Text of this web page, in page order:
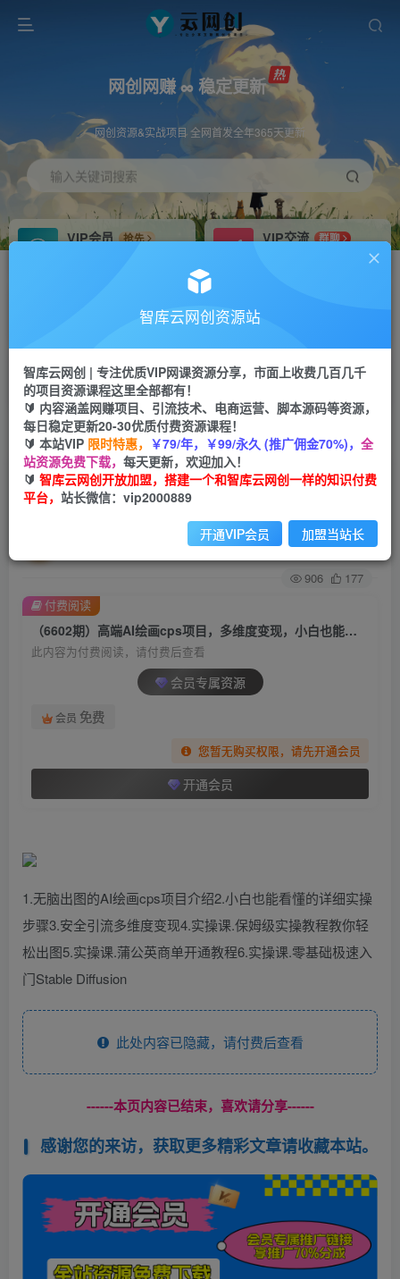
网创网赚 ∞ 稳定更新
网创资源&实战项目 全网首发全年365天更新
输入关键词搜索
VIP会员
抢先
VIP交流
群聊
研究探讨更多创业项目路子。
会员专属推广链接
网赚网创 项目
365天稳定跟新
APP下载
GO
首页 创业课程 会员专属 正文
（6602期）高端AI绘画cps项目，多维度变现，小
白也能轻松日入500+
关注 私信
906 177
（6602期）高端AI绘画cps项目，多维度变现，小白也能轻松日入500+
此内容为付费阅读，请付费后查看
会员专属资源
会员 免费
您暂无购买权限，请先开通会员
开通会员
付费阅读
1.无脑出图的AI绘画cps项目介绍2.小白也能看懂的详细实操
步骤3.安全引流多维度变现4.实操课.保姆级实操教程教你轻
松出图5.实操课.蒲公英商单开通教程6.实操课.零基础极速入
门Stable Diffusion
此处内容已隐藏，请付费后查看
------本页内容已结束，喜欢请分享------
感谢您的来访，获取更多精彩文章请收藏本站。
智库云网创资源站
智库云网创 | 专注优质VIP网课资源分享，市面上收费几百几千
的项目资源课程这里全部都有！
🔰 内容涵盖网赚项目、引流技术、电商运营、脚本源码等资源，
每日稳定更新20-30优质付费资源课程！
🔰 本站VIP 限时特惠， ￥79/年，￥99/永久 (推广佣金70%)， 全
站资源免费下载， 每天更新，欢迎加入！
🔰 智库云网创开放加盟，搭建一个和智库云网创一样的知识付费
平台， 站长微信：vip2000889
开通VIP会员 加盟当站长